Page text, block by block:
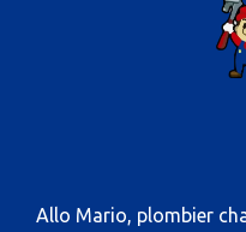
Allo Mario, plombier